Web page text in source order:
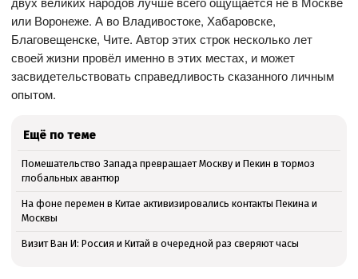
или Воронеже. А во Владивостоке, Хабаровске,
Благовещенске, Чите. Автор этих строк несколько лет
своей жизни провёл именно в этих местах, и может
засвидетельствовать справедливость сказанного личным
опытом.
Ещё по теме
Помешательство Запада превращает Москву и Пекин в тормоз
глобальных авантюр
На фоне перемен в Китае активизировались контакты Пекина и
Москвы
Визит Ван И: Россия и Китай в очередной раз сверяют часы